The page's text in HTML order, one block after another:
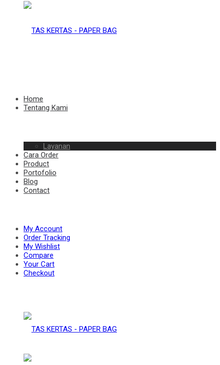
–
BAG
KERTAS
PAPER
BAG
Home
Tentang Kami
Layanan
Cara Order
Product
Portofolio
Blog
Contact
My Account
Order Tracking
My Wishlist
Compare
Your Cart
Checkout